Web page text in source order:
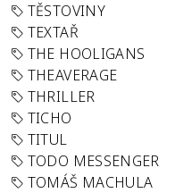
TĚSTOVINY
TEXTAŘ
THE HOOLIGANS
THEAVERAGE
THRILLER
TICHO
TITUL
TODO MESSENGER
TOMÁŠ MACHULA